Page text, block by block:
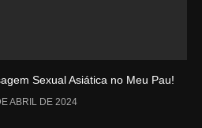
Sexual Asiática no Meu Pau!
ABRIL DE 2024